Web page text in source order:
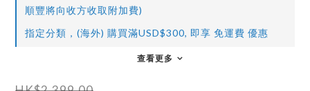
順豐將向收方收取附加費)
指定分類，(海外) 購買滿USD$300, 即享 免運費 優惠
查看更多